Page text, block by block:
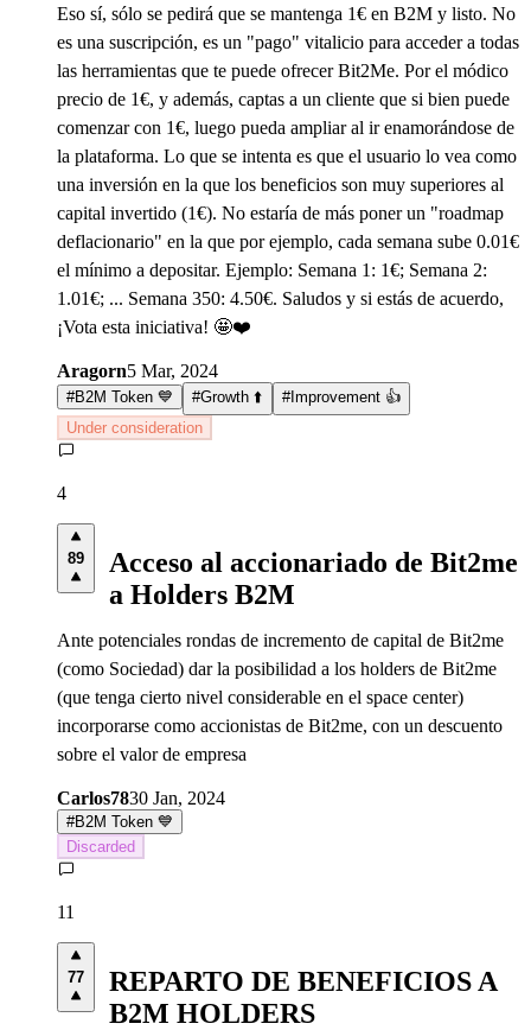
Eso sí, sólo se pedirá que se mantenga 1€ en B2M y listo. No
es una suscripción, es un "pago" vitalicio para acceder a todas
las herramientas que te puede ofrecer Bit2Me. Por el módico
precio de 1€, y además, captas a un cliente que si bien puede
comenzar con 1€, luego pueda ampliar al ir enamorándose de
la plataforma. Lo que se intenta es que el usuario lo vea como
una inversión en la que los beneficios son muy superiores al
capital invertido (1€). No estaría de más poner un "roadmap
deflacionario" en la que por ejemplo, cada semana sube 0.01€
el mínimo a depositar. Ejemplo: Semana 1: 1€; Semana 2:
1.01€; ... Semana 350: 4.50€. Saludos y si estás de acuerdo,
¡Vota esta iniciativa! 🤩❤️
Aragorn5 Mar, 2024
#B2M Token 💙 #Growth ⬆️ #Improvement 👍
Under consideration
4
89
Acceso al accionariado de Bit2me
a Holders B2M
Ante potenciales rondas de incremento de capital de Bit2me
(como Sociedad) dar la posibilidad a los holders de Bit2me
(que tenga cierto nivel considerable en el space center)
incorporarse como accionistas de Bit2me, con un descuento
sobre el valor de empresa
Carlos7830 Jan, 2024
#B2M Token 💙
Discarded
11
77
REPARTO DE BENEFICIOS A
B2M HOLDERS